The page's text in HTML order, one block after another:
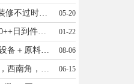
早餐旺店出兑，面积120纯一楼 装修不过时接手就赚钱。有稳定客源。电话☎13114659018 05-20
接手就赚钱。每月稳定收入15000++日到件1100-1200+有能力接手的电话18697055522 01-22
营业中品牌奶茶出租出兑，全套设备＋原料+技术一并交付，成熟客源，无需重新筹备，低成本创业优选，有意致电详谈：19904858485 08-06
位于望奎县北二路南，二百路西，西南角，一楼95平，新装修，微熏酒馆，出租出兑，适合夫妻店，电话：18904852171 06-15